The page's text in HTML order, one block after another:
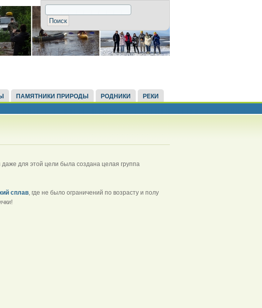
ПАМЯТНИКИ ПРИРОДЫ РОДНИКИ РЕКИ
для этой цели была создана целая группа
сплав, где не было ограничений по возрасту и полу